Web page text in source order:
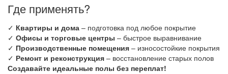
Где применять?
✓ Квартиры и дома – подготовка под любое покрытие
✓ Офисы и торговые центры – быстрое выравнивание
✓ Производственные помещения – износостойкие покрытия
✓ Ремонт и реконструкция – восстановление старых полов
Создавайте идеальные полы без переплат!